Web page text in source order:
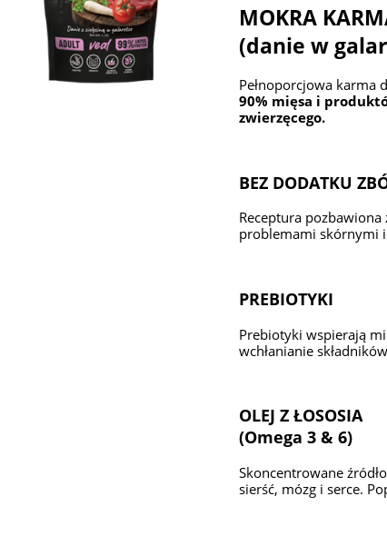
MOKRA
(danie w
Pełnoporcjowa karma
90% mięsa i
zwierzęcego.
BEZ DODATKU
Receptura
problemami skórnymi
PREBIOTYKI
Prebiotyki wspierają
wchłanianie
OLEJ Z ŁOSOSIA
(Omega 3 & 6)
Skoncentrowane
sierść, mózg i serce.